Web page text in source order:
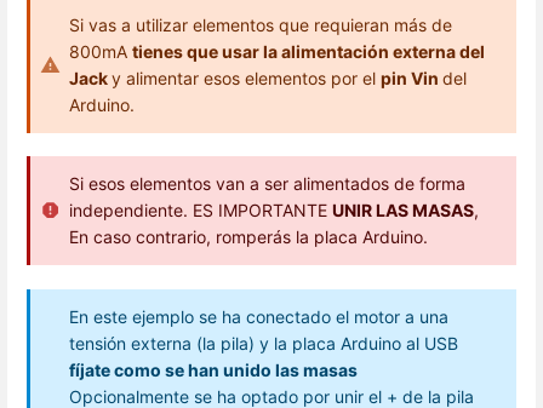
Si vas a utilizar elementos que requieran más de
800mA tienes que usar la alimentación externa del
Jacky alimentar esos elementos por el pin Vin del
Arduino.
Si esos elementos van a ser alimentados de forma
independiente. ES IMPORTANTE UNIR LAS MASAS,
En caso contrario, romperás la placa Arduino.
En este ejemplo se ha conectado el motor a una
tensión externa (la pila) y la placa Arduino al USB
fíjate como se han unido las masas
Opcionalmente se ha optado por unir el + de la pila